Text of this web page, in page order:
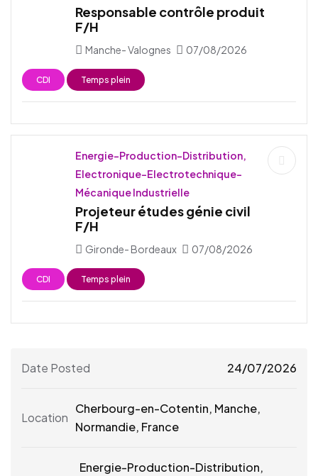
Responsable contrôle produit
F/H
Manche- Valognes 07/08/2026
CDI Temps plein
Energie-Production-Distribution,
Electronique-Electrotechnique-
Mécanique Industrielle
Projeteur études génie civil
F/H
Gironde- Bordeaux 07/08/2026
CDI Temps plein
Date Posted 24/07/2026
Location
Cherbourg-en-Cotentin, Manche,
Normandie, France
Energie-Production-Distribution,